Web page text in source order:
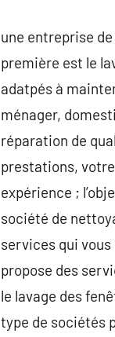
une entreprise
première est le
adatpés à
ménager,
réparation de
prestations,
expérience ;
société de
services qui
propose des
le lavage des
type de sociétés